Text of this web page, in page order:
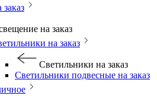
на заказ
на заказ
Светильники на заказ
Светильники подвесные на заказ